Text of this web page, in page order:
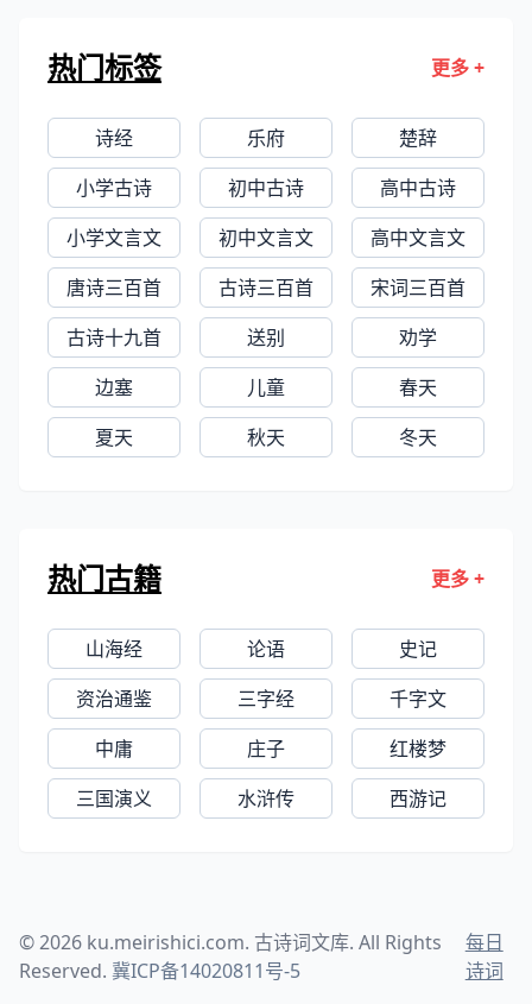
首，被鲁迅誉为“史家之绝唱，无韵之
《离骚》”。
司隶集》1卷。《先秦汉魏晋南北朝
秦汉三国六朝文》录存其文 8篇。事
迹见《隋书》、《北史》本传。
热门标签 更多 +
诗经 乐府
楚辞
小学古诗
初中古诗
高中古诗
小学文言文
初中文言文
高中文言文
唐诗三百首
古诗三百首
宋词三百首
古诗十九首
送别
劝学
边塞
儿童
春天
夏天
秋天 冬天
热门古籍 更多 +
山海经 论语
史记
资治通鉴
三字经
千字文
中庸
庄子
红楼梦
三国演义
水浒传 西游记
© 2026 ku.meirishici.com. 古诗词文库. All Rights
Reserved. 冀ICP备14020811号-5
每日
诗词